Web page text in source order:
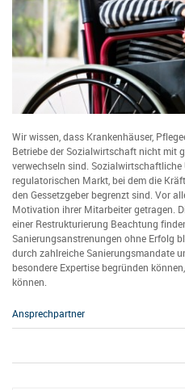
Wir wissen, dass Krankenhäuser,
Betriebe der Sozialwirtschaft nicht mit
verwechseln sind.
regulatorischen Markt, bei dem die
den Gessetzgeber begrenzt sind. Vor
Motivation ihrer Mitarbeiter getragen.
einer Restrukturierung Beachtung
Sanierungsanstrenungen ohne Erfolg
durch zahlreiche Sanierungsmandate
besondere Expertise begründen
können.
Ansprechpartner